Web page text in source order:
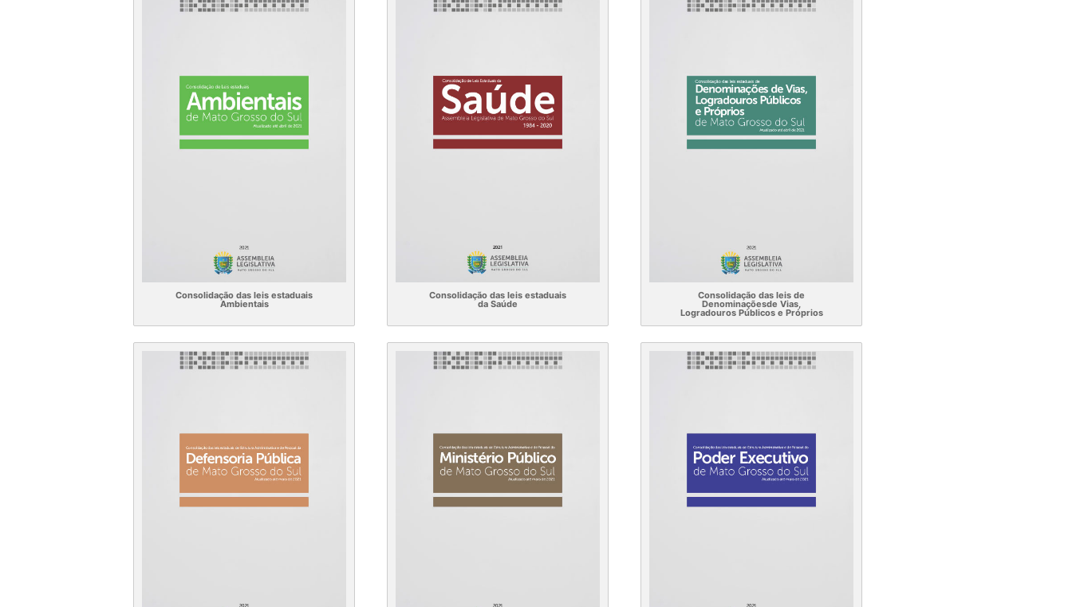
Consolidação das leis estaduais
Ambientais
Consolidação das leis estaduais
da Saúde
Consolidação das leis de
Denominaçõesde Vias,
Logradouros Públicos e Próprios